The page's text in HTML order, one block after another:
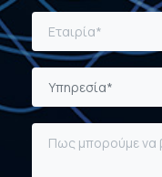
Υπηρεσία*